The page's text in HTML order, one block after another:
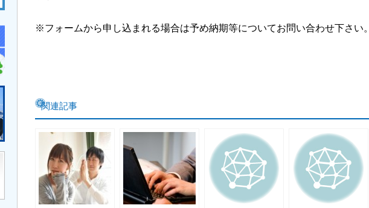
※フォームから申し込まれる場合は予め納期等についてお問い合わせ下さい。
関連記事